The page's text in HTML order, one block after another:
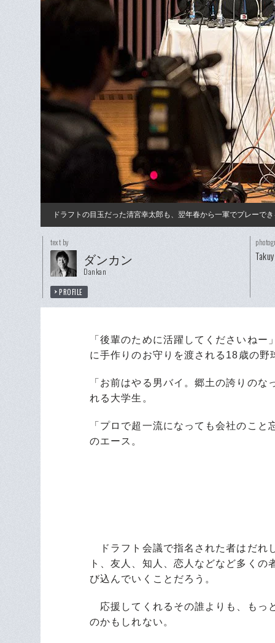
ドラフトの目玉だった清宮幸太郎も、翌年春から一軍でプレーで
text by
ダンカン
Dankan
PROFILE
「後輩のために活躍してくださいね
に手作りのお守りを渡される18歳の野
「お前はやる男バイ。郷土の誇りの
れる大学生。
「プロで超一流になっても会社のこ
のエース。
ドラフト会議で指名された者はだれ
ト、友人、知人、恋人などなど多く
び込んでいくことだろう。
応援してくれるその誰よりも、もっ
のかもしれない。